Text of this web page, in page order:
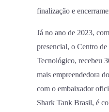
finalização e
Já no ano de 2023,
presencial, o Centro
Tecnológico, recebeu
mais empreendedora
com o embaixador
Shark Tank Brasil, é